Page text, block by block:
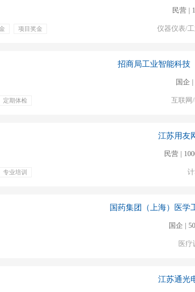
项目奖金
民营 |
仪器仪表/
定期体检
招商局工业智能科技
国企
互联网
专业培训
江苏用友
民营 |
国药集团（上海）医学
国企 |
医疗
江苏通光